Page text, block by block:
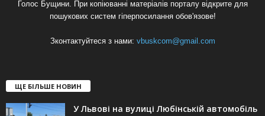
Голос Бущини. При копіюванні матеріалів порталу відкрите для
пошукових систем гіперпосилання обов'язове!
Зконтактуйтеся з нами: vbuskcom@gmail.com
ЩЕ БІЛЬШЕ НОВИН
У Львові на вулиці Любінській автомобіль